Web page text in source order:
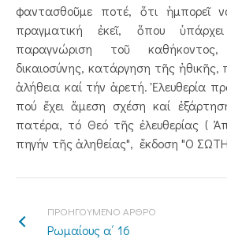
φαντασθοῦμε ποτέ, ὅτι ἠμπορεῖ
πραγματική ἐκεῖ, ὅπου
παραγνώριση τοῦ
δικαιοσύνης, κατάργηση τῆς
ἀλήθεια καί τήν ἀρετή. Ἐλευθερία
πού ἔχει ἄμεση σχέση καί
πατέρα, τό Θεό τῆς ἐλευθερίας (
πηγήν τῆς ἀληθείας", ἔκδοση "Ο
ΠΡΟΗΓΟΥΜΕΝΟ ΑΡΘΡΟ
Ρωμαίους α΄ 16